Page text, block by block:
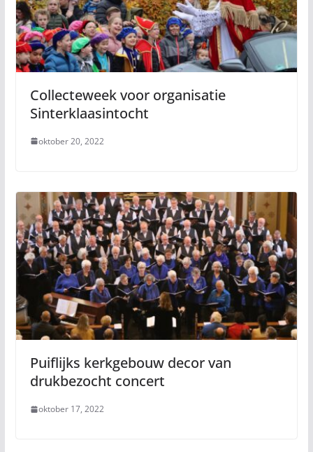
Collecteweek voor organisatie
Sinterklaasintocht
oktober 20, 2022
Puiflijks kerkgebouw decor van
drukbezocht concert
oktober 17, 2022